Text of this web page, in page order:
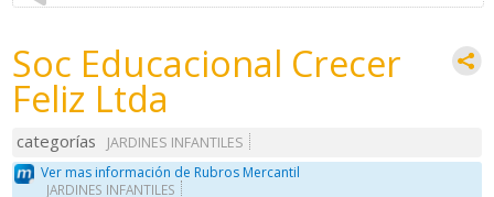
Soc Educacional Crecer
Feliz Ltda
categorías
JARDINES INFANTILES
Ver mas información de Rubros Mercantil
JARDINES INFANTILES